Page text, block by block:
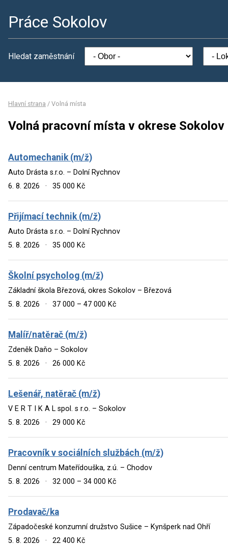
Práce Sokolov
Hledat zaměstnání
Hlavní strana / Volná místa
Volná pracovní místa v okrese Sokolov
Automechanik (m/ž)
Auto Drásta s.r.o. – Dolní Rychnov
6. 8. 2026
· 35 000 Kč
Přijímací technik (m/ž)
Auto Drásta s.r.o. – Dolní Rychnov
5. 8. 2026
· 35 000 Kč
Školní psycholog (m/ž)
Základní škola Březová, okres Sokolov – Březová
5. 8. 2026
· 37 000 – 47 000 Kč
Malíř/natěrač (m/ž)
Zdeněk Daňo – Sokolov
5. 8. 2026
· 26 000 Kč
Lešenář, natěrač (m/ž)
V E R T I K A L spol. s r.o. – Sokolov
5. 8. 2026
· 29 000 Kč
Pracovník v sociálních službách (m/ž)
Denní centrum Mateřídouška, z.ú. – Chodov
5. 8. 2026
· 32 000 – 34 000 Kč
Prodavač/ka
Západočeské konzumní družstvo Sušice – Kynšperk nad Ohří
5. 8. 2026
· 22 400 Kč